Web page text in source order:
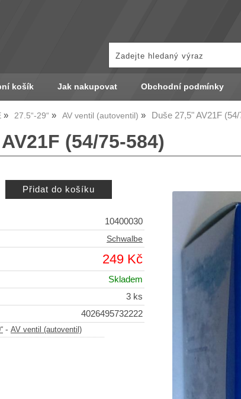
košík Jak nakupovat Obchodní podmínky
27.5“-29“ AV ventil (autoventil) Duše 27,5" AV21F
(54/75-584)
10400030
Schwalbe
249 Kč
Skladem
3 ks
4026495732222
- AV ventil (autoventil)